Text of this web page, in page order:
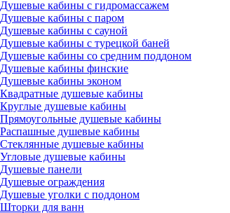
Душевые кабины с гидромассажем
Душевые кабины с паром
Душевые кабины с сауной
Душевые кабины с турецкой баней
Душевые кабины со средним поддоном
Душевые кабины финские
Душевые кабины эконом
Квадратные душевые кабины
Круглые душевые кабины
Прямоугольные душевые кабины
Распашные душевые кабины
Стеклянные душевые кабины
Угловые душевые кабины
Душевые панели
Душевые ограждения
Душевые уголки с поддоном
Шторки для ванн